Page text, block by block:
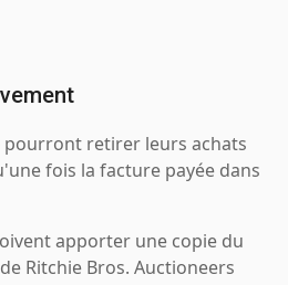
pourront retirer leurs achats
fois la facture payée dans
apporter une copie du
Ritchie Bros. Auctioneers